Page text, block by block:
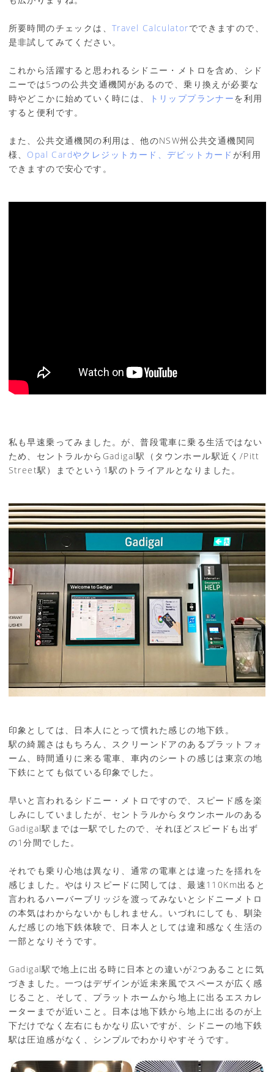
所要時間のチェックは、 Travel Calculatorでできますので、
是非試してみてください。
これから活躍すると思われるシドニー・メトロを含め、シド
ニーでは5つの公共交通機関があるので、乗り換えが必要な
時やどこかに始めていく時には、
トリッププランナーを利用
すると便利です。
また、公共交通機関の利用は、他のNSW州公共交通機関同
様、 Opal Cardやクレジットカード、デビットカード が利用
できますので安心です。
私も早速乗ってみました。が、普段電車に乗る生活ではない
ため、セントラルからGadigal駅（タウンホール駅近く/Pitt
Street駅）までという1駅のトライアルとなりました。
印象としては、日本人にとって慣れた感じの地下鉄。
駅の綺麗さはもちろん、スクリーンドアのあるプラットフォ
ーム、時間通りに来る電車、車内のシートの感じは東京の地
下鉄にとても似ている印象でした。
早いと言われるシドニー・メトロですので、スピード感を楽
しみにしていましたが、セントラルからタウンホールのある
Gadigal駅までは一駅でしたので、それほどスピードも出ず
の1分間でした。
それでも乗り心地は異なり、通常の電車とは違ったを揺れを
感じました。やはりスピードに関しては、最速110Km出ると
言われるハーバーブリッジを渡ってみないとシドニーメトロ
の本気はわからないかもしれません。いづれにしても、馴染
んだ感じの地下鉄体験で、日本人としては違和感なく生活の
一部となりそうです。
Gadigal駅で地上に出る時に日本との違いが2つあることに気
づきました。一つはデザインが近未来風でスペースが広く感
じること、そして、プラットホームから地上に出るエスカレ
ーターまでが近いこと。日本は地下鉄から地上に出るのが上
下だけでなく左右にもかなり広いですが、シドニーの地下鉄
駅は圧迫感がなく、シンプルでわかりやすそうです。